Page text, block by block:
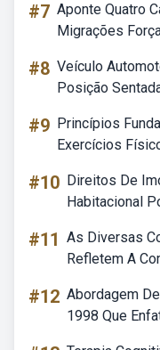
#7 Aponte Quatro
Migrações
#8 Veículo
Posição
#9 Princípios
Exercícios
#10 Direitos De
Habitacional
#11 As Diversas
Refletem A
#12 Abordagem
1998 Que